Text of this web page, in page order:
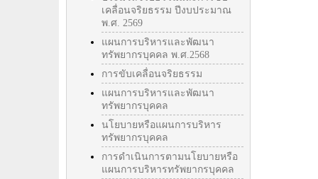
เคลื่อนจริยธรรม ปีงบประมาณ
พ.ศ. 2569
แผนการบริหารและพัฒนา
ทรัพยากรบุคคล พ.ศ.2568
การขับเคลื่อนจริยธรรม
แผนการบริหารและพัฒนา
ทรัพยากรบุคคล
นโยบายหรือแผนการบริหาร
ทรัพยากรบุคคล
การดำเนินการตามนโยบายหรือ
แผนการบริหารทรัพยากรบุคคล